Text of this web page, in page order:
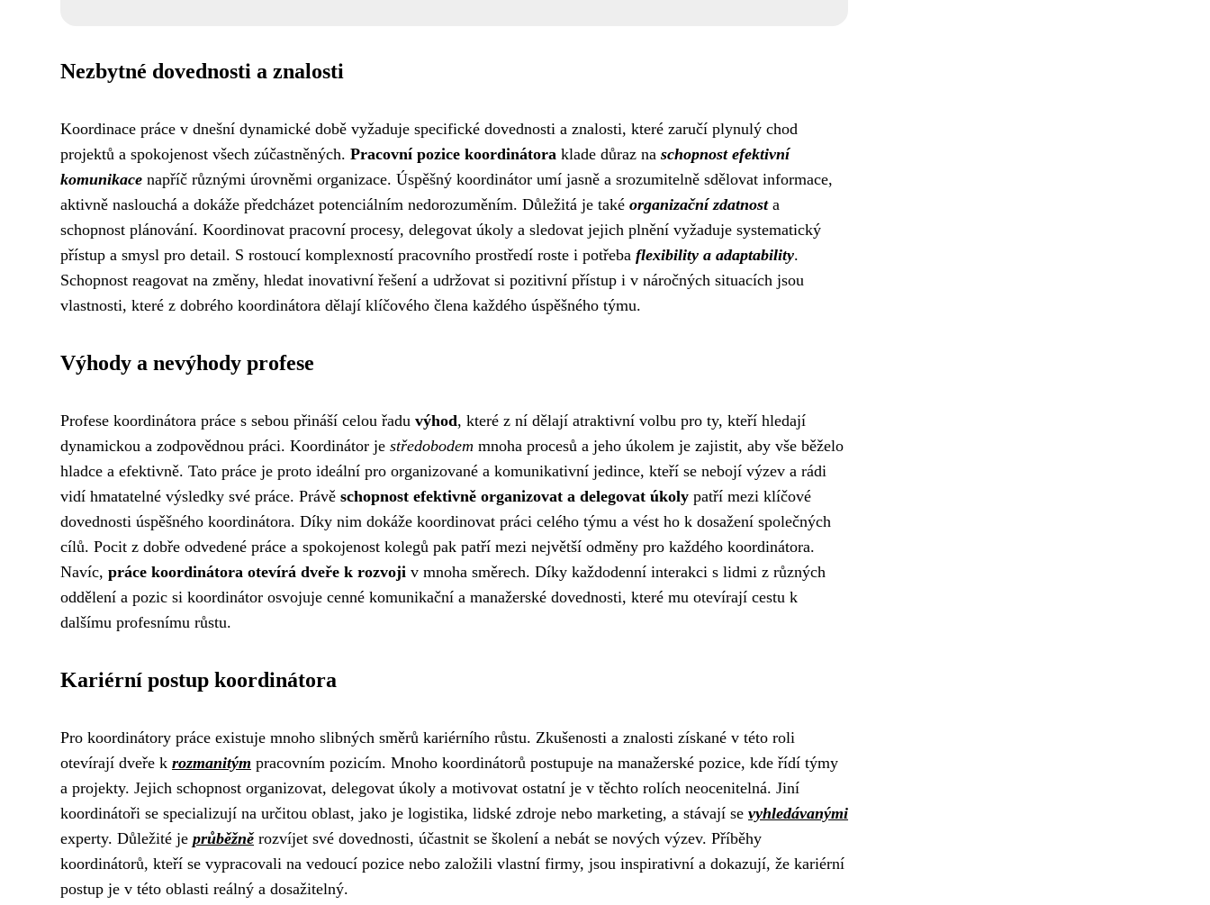
Nezbytné dovednosti a znalosti
Koordinace práce v dnešní dynamické době vyžaduje specifické dovednosti a znalosti, které zaručí plynulý chod
projektů a spokojenost všech zúčastněných. Pracovní pozice koordinátora klade důraz na schopnost efektivní
komunikace napříč různými úrovněmi organizace. Úspěšný koordinátor umí jasně a srozumitelně sdělovat informace,
aktivně naslouchá a dokáže předcházet potenciálním nedorozuměním. Důležitá je také organizační zdatnosta
schopnost plánování. Koordinovat pracovní procesy, delegovat úkoly a sledovat jejich plnění vyžaduje systematický
přístup a smysl pro detail. S rostoucí komplexností pracovního prostředí roste i potřeba flexibility a adaptability.
Schopnost reagovat na změny, hledat inovativní řešení a udržovat si pozitivní přístup i v náročných situacích jsou
vlastnosti, které z dobrého koordinátora dělají klíčového člena každého úspěšného týmu.
Výhody a nevýhody profese
Profese koordinátora práce s sebou přináší celou řadu výhod, které z ní dělají atraktivní volbu pro ty, kteří hledají
dynamickou a zodpovědnou práci. Koordinátor je středobodem mnoha procesů a jeho úkolem je zajistit, aby vše běželo
hladce a efektivně. Tato práce je proto ideální pro organizované a komunikativní jedince, kteří se nebojí výzev a rádi
vidí hmatatelné výsledky své práce. Právě schopnost efektivně organizovat a delegovat úkoly patří mezi klíčové
dovednosti úspěšného koordinátora. Díky nim dokáže koordinovat práci celého týmu a vést ho k dosažení společných
cílů. Pocit z dobře odvedené práce a spokojenost kolegů pak patří mezi největší odměny pro každého koordinátora.
Navíc, práce koordinátora otevírá dveře k rozvoji v mnoha směrech. Díky každodenní interakci s lidmi z různých
oddělení a pozic si koordinátor osvojuje cenné komunikační a manažerské dovednosti, které mu otevírají cestu k
dalšímu profesnímu růstu.
Kariérní postup koordinátora
Pro koordinátory práce existuje mnoho slibných směrů kariérního růstu. Zkušenosti a znalosti získané v této roli
otevírají dveře k rozmanitým pracovním pozicím. Mnoho koordinátorů postupuje na manažerské pozice, kde řídí týmy
a projekty. Jejich schopnost organizovat, delegovat úkoly a motivovat ostatní je v těchto rolích neocenitelná. Jiní
koordinátoři se specializují na určitou oblast, jako je logistika, lidské zdroje nebo marketing, a stávají se vyhledávanými
experty. Důležité je průběžněrozvíjet své dovednosti, účastnit se školení a nebát se nových výzev. Příběhy
koordinátorů, kteří se vypracovali na vedoucí pozice nebo založili vlastní firmy, jsou inspirativní a dokazují, že kariérní
postup je v této oblasti reálný a dosažitelný.